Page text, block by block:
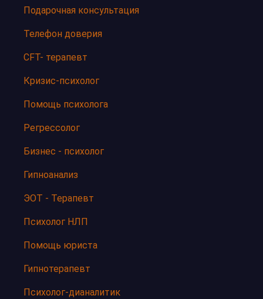
Подарочная консультация
Телефон доверия
CFT- терапевт
Кризис-психолог
Помощь психолога
Регрессолог
Бизнес - психолог
Гипноанализ
ЭОТ - Терапевт
Психолог НЛП
Помощь юриста
Гипнотерапевт
Психолог-дианалитик